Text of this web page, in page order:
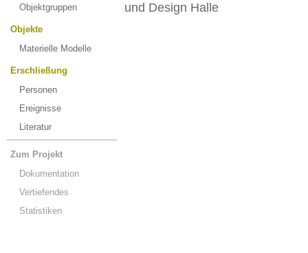
Objektgruppen
Objekte
Materielle Modelle
Erschließung
Personen
Ereignisse
Literatur
Zum Projekt
Dokumentation
Vertiefendes
Statistiken
und Design Halle